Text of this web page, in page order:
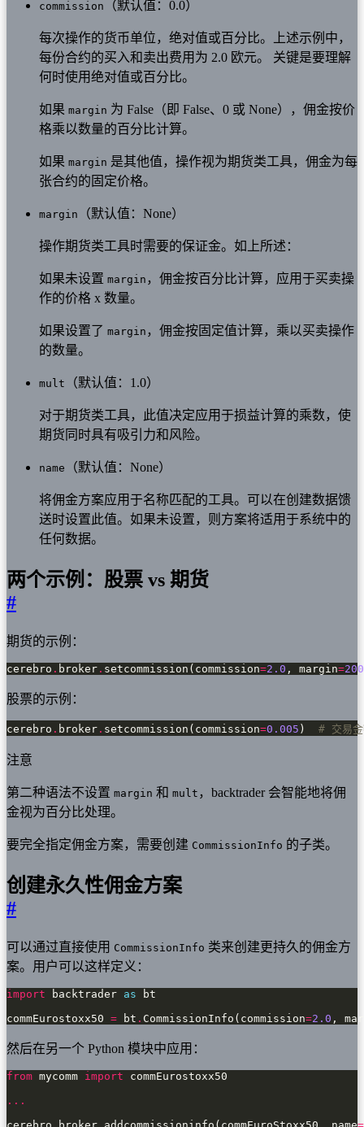
commission （默认值：0.0）
每次操作的货币单位，绝对值或百分比。上述示例中，
每份合约的买入和卖出费用为 2.0 欧元。 关键是要理解
何时使用绝对值或百分比。
如果 margin 为 False（即 False、0 或 None），佣金按价
格乘以数量的百分比计算。
如果 margin 是其他值，操作视为期货类工具，佣金为每
张合约的固定价格。
margin （默认值：None）
操作期货类工具时需要的保证金。如上所述：
如果未设置 margin ，佣金按百分比计算，应用于买卖操
作的价格 x 数量。
如果设置了 margin ，佣金按固定值计算，乘以买卖操作
的数量。
mult （默认值：1.0）
对于期货类工具，此值决定应用于损益计算的乘数，使
期货同时具有吸引力和风险。
name （默认值：None）
将佣金方案应用于名称匹配的工具。可以在创建数据馈
送时设置此值。如果未设置，则方案将适用于系统中的
任何数据。
两个示例：股票 vs 期货
#
期货的示例：
cerebro . broker . setcommission(commission=2.0 , margin=
股票的示例：
cerebro . broker . setcommission(commission=0.005 ) # 交易
注意
第二种语法不设置 margin 和 mult ，backtrader 会智能地将佣
金视为百分比处理。
要完全指定佣金方案，需要创建 CommissionInfo 的子类。
创建永久性佣金方案
#
可以通过直接使用 CommissionInfo 类来创建更持久的佣金方
案。用户可以这样定义：
import backtrader as
commEurostoxx50 = bt . CommissionInfo(commission=2.0 ,
然后在另一个 Python 模块中应用：
from mycomm import
...